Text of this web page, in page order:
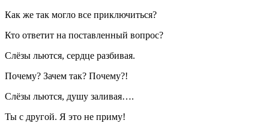
Как же так могло все приключиться?
Кто ответит на поставленный вопрос?
Слёзы льются, сердце разбивая.
Почему? Зачем так? Почему?!
Слёзы льются, душу заливая….
Ты с другой. Я это не приму!